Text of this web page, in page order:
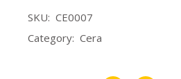
SKU: CE0007
Category: Cera